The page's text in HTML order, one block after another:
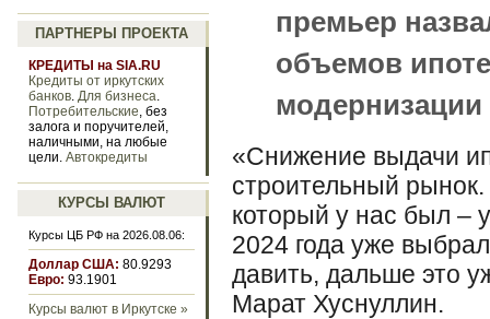
ПАРТНЕРЫ ПРОЕКТА
КРЕДИТЫ на SIA.RU
Кредиты от иркутских
банков. Для бизнеса.
Потребительские, без
залога и поручителей,
наличными, на любые
цели. Автокредиты
КУРСЫ ВАЛЮТ
Курсы ЦБ РФ на 2026.08.06:
Доллар США: 80.9293
Евро: 93.1901
Курсы валют в Иркутске »
премьер
объемов
модернизации
«Снижение выдачи
строительный
который у нас был –
2024 года уже
давить, дальше это
Марат Хуснуллин.